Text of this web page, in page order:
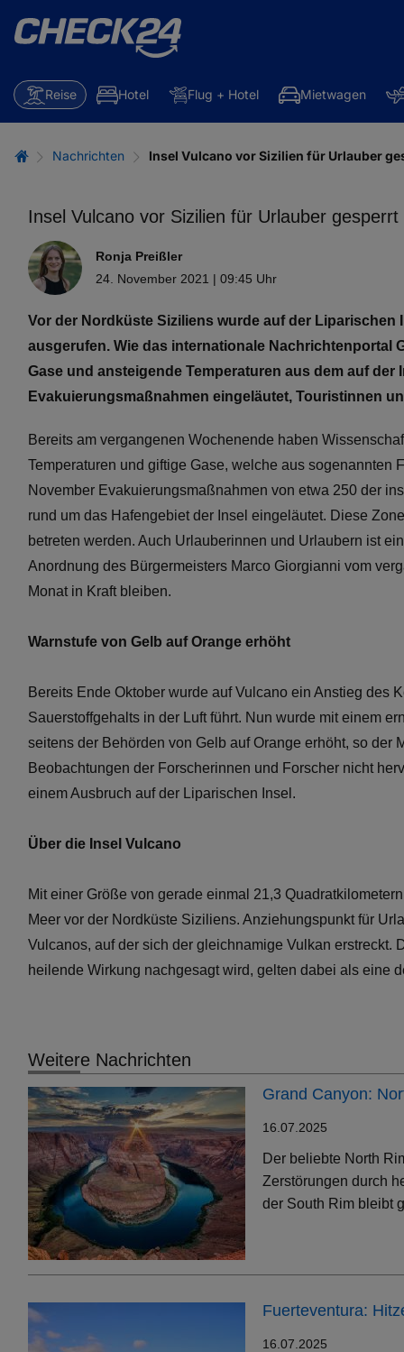
Reise Hotel Flug + Hotel Mietwagen
Nachrichten Insel Vulcano vor Sizilien für Urlauber
Insel Vulcano vor Sizilien für Urlauber gesperrt
Ronja Preißler
24. November 2021 | 09:45 Uhr
Vor der Nordküste Siziliens wurde auf der
ausgerufen. Wie das internationale Nachrichtenportal
Gase und ansteigende Temperaturen aus dem auf
Evakuierungsmaßnahmen eingeläutet, Touristinnen
Bereits am vergangenen Wochenende haben
Temperaturen und giftige Gase, welche aus sogenannten
November Evakuierungsmaßnahmen von etwa 250 der
rund um das Hafengebiet der Insel eingeläutet. Diese
betreten werden. Auch Urlauberinnen und Urlaubern ist
Anordnung des Bürgermeisters Marco Giorgianni vom
Monat in Kraft bleiben.
Warnstufe von Gelb auf Orange erhöht
Bereits Ende Oktober wurde auf Vulcano ein Anstieg des
Sauerstoffgehalts in der Luft führt. Nun wurde mit einem
seitens der Behörden von Gelb auf Orange erhöht, so der
Beobachtungen der Forscherinnen und Forscher nicht
einem Ausbruch auf der Liparischen Insel.
Über die Insel Vulcano
Mit einer Größe von gerade einmal 21,3
Meer vor der Nordküste Siziliens. Anziehungspunkt für
Vulcanos, auf der sich der gleichnamige Vulkan
heilende Wirkung nachgesagt wird, gelten dabei als eine
Weitere Nachrichten
Grand Canyon:
16.07.2025
Der beliebte North
Zerstörungen durch
der South Rim bleibt
Fuerteventura:
16.07.2025